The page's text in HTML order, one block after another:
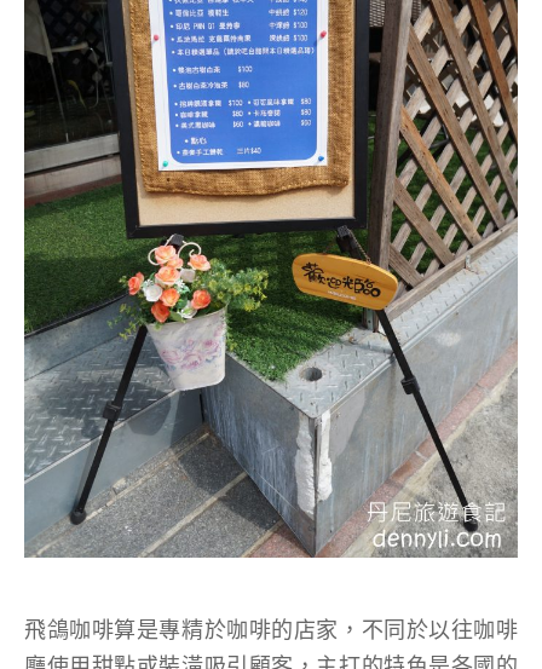
飛鴿咖啡算是專精於咖啡的店家，不同於以往咖啡